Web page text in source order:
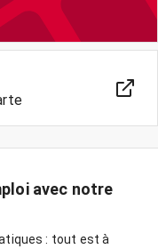
avec notre
: tout est à